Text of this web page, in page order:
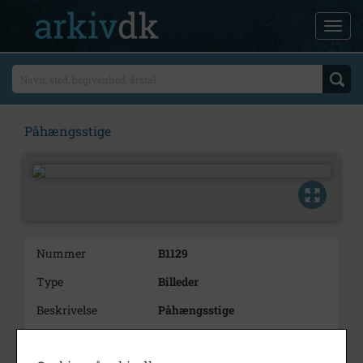
Påhængsstige
Nummer
B1129
Type
Billeder
Beskrivelse
Påhængsstige